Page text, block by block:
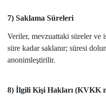
7) Saklama Süreleri
Veriler, mevzuattaki süreler ve
süre kadar saklanır; süresi
anonimleştirilir.
8) İlgili Kişi Hakları (KVKK